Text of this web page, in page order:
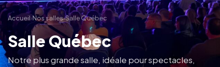
Accueil›Nos salles›Salle Québec
Salle Québec
Notre plus grande salle, idéale pour spectacles,